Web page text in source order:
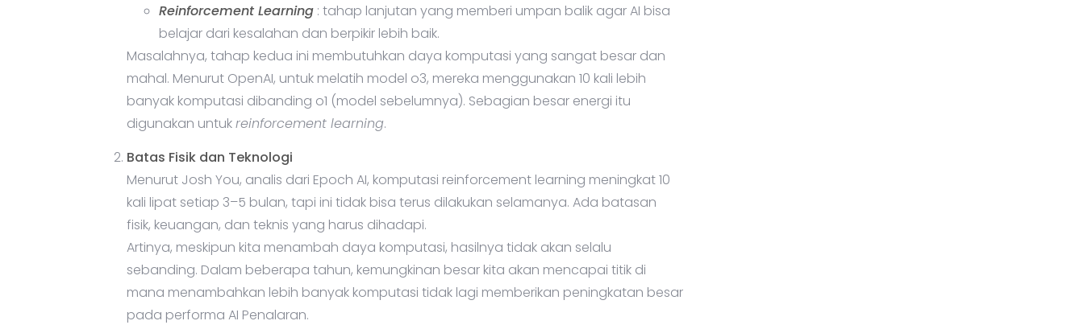
Reinforcement Learning : tahap lanjutan yang memberi umpan balik agar AI bisa
belajar dari kesalahan dan berpikir lebih baik.
Masalahnya, tahap kedua ini membutuhkan daya komputasi yang sangat besar dan
mahal. Menurut OpenAI, untuk melatih model o3, mereka menggunakan 10 kali lebih
banyak komputasi dibanding o1 (model sebelumnya). Sebagian besar energi itu
digunakan untukreinforcement learning.
Batas Fisik dan Teknologi
Menurut Josh You, analis dari Epoch AI, komputasi reinforcement learning meningkat 10
kali lipat setiap 3–5 bulan, tapi ini tidak bisa terus dilakukan selamanya. Ada batasan
fisik, keuangan, dan teknis yang harus dihadapi.
Artinya, meskipun kita menambah daya komputasi, hasilnya tidak akan selalu
sebanding. Dalam beberapa tahun, kemungkinan besar kita akan mencapai titik di
mana menambahkan lebih banyak komputasi tidak lagi memberikan peningkatan besar
pada performa AI Penalaran.